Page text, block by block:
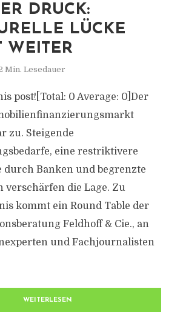
DRUCK:
LÜCKE
WEITER
Min. Lesedauer
post![Total: 0 Average: 0]Der
zu. Steigende
eine restriktivere
durch Banken und begrenzte
verschärfen die Lage. Zu
kommt ein Round Table der
Feldhoff & Cie., an
und Fachjournalisten
WEITERLESEN